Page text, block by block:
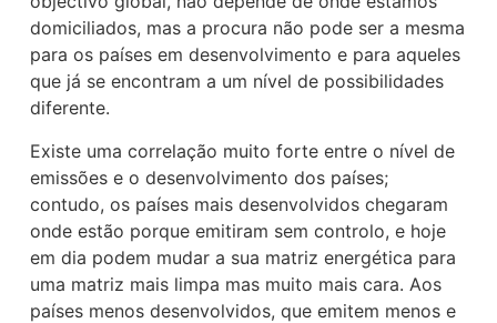
domiciliados, mas a procura não pode ser a mesma
para os países em desenvolvimento e para aqueles
que já se encontram a um nível de possibilidades
diferente.
Existe uma correlação muito forte entre o nível de
emissões e o desenvolvimento dos países;
contudo, os países mais desenvolvidos chegaram
onde estão porque emitiram sem controlo, e hoje
em dia podem mudar a sua matriz energética para
uma matriz mais limpa mas muito mais cara. Aos
países menos desenvolvidos, que emitem menos e